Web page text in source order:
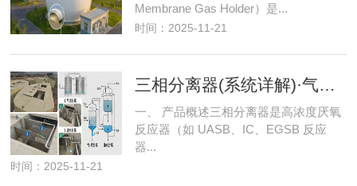
Membrane Gas Holder）是...
时间：2025-11-21
一、 产品概述三相分离器是高浓度厌氧
反应器（如 UASB、IC、EGSB 反应
器...
时间：2025-11-21